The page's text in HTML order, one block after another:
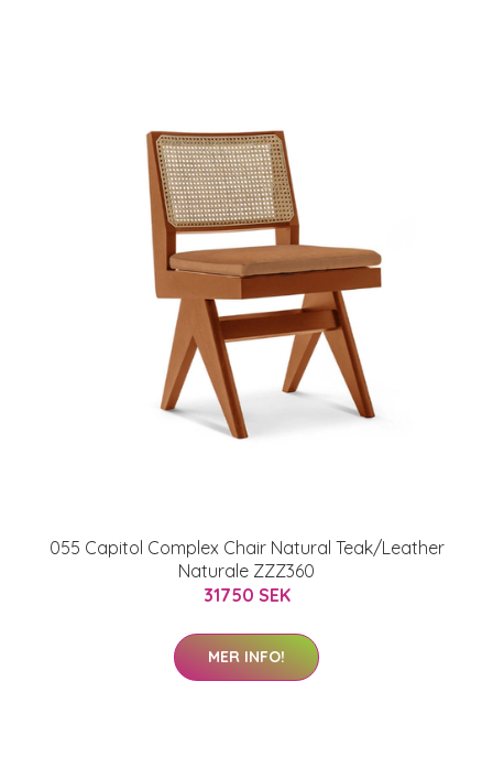
055 Capitol Complex Chair Natural Teak/Leather
Naturale ZZZ360
31750 SEK
MER INFO!